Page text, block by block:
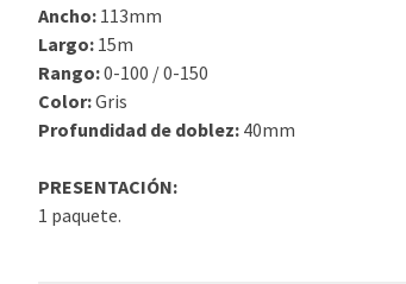
Ancho: 113mm
Largo: 15m
Rango:0-100 / 0-150
Color:Gris
Profundidad de doblez: 40mm
PRESENTACIÓN:
1 paquete.